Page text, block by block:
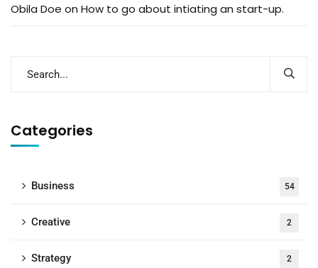
Obila Doe on How to go about intiating an start-up.
Categories
Business 54
Creative 2
Strategy 2